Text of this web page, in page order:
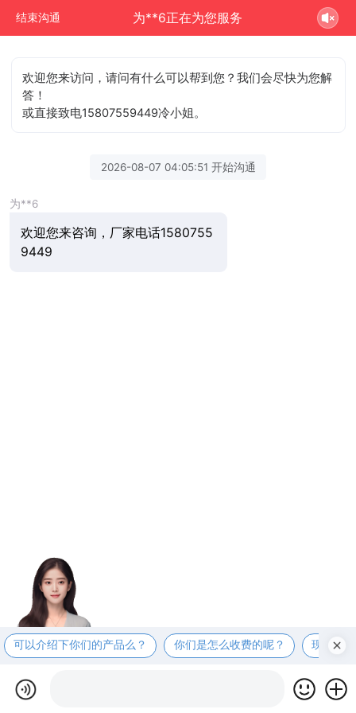
结束沟通 为**6正在为您服务
欢迎您来访问，请问有什么可以帮到您？我们会尽快为您解
答！
或直接致电15807559449冷小姐。
2026-08-07 04:05:51 开始沟通
为**6
欢迎您来咨询，厂家电话1580755
9449
可以介绍下你们的产品么？ 你们是怎么收费的呢？ 现在有